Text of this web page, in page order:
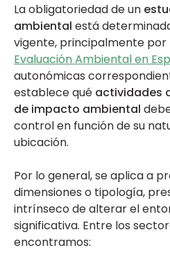
La obligatoriedad de un
ambiental está
vigente, principalmente por
Evaluación Ambiental en
autonómicas
establece qué actividades
de impacto ambiental
control en función de su
ubicación.
Por lo general, se aplica a
dimensiones o tipología,
intrínseco de alterar el
significativa. Entre los
encontramos: